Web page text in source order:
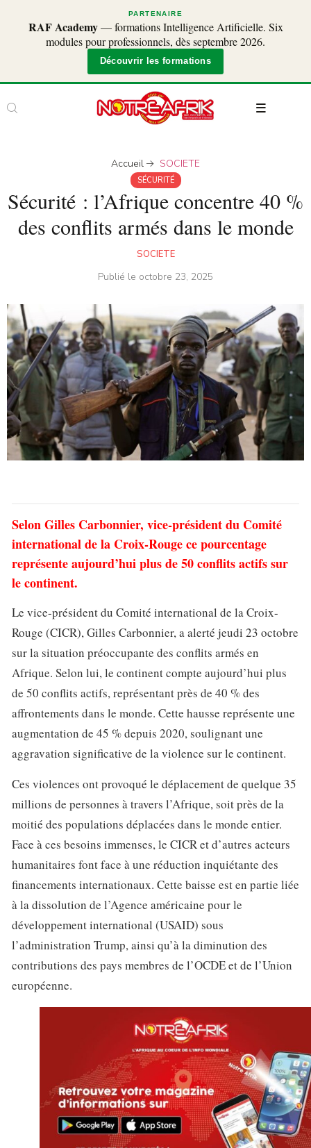
PARTENAIRE
RAF Academy— formations Intelligence Artificielle. Six
modules pour professionnels, dès septembre 2026.
Découvrir les formations
Accueil SOCIETE
SÉCURITÉ
Sécurité : l’Afrique concentre 40 %
des conflits armés dans le monde
SOCIETE
Publié le octobre 23, 2025
Selon Gilles Carbonnier, vice-président du Comité
international de la Croix-Rouge ce pourcentage
représente aujourd’hui plus de 50 conflits actifs sur
le continent.
Le vice-président du Comité international de la Croix-
Rouge (CICR), Gilles Carbonnier, a alerté jeudi 23 octobre
sur la situation préoccupante des conflits armés en
Afrique. Selon lui, le continent compte aujourd’hui plus
de 50 conflits actifs, représentant près de 40 % des
affrontements dans le monde. Cette hausse représente une
augmentation de 45 % depuis 2020, soulignant une
aggravation significative de la violence sur le continent.
Ces violences ont provoqué le déplacement de quelque 35
millions de personnes à travers l’Afrique, soit près de la
moitié des populations déplacées dans le monde entier.
Face à ces besoins immenses, le CICR et d’autres acteurs
humanitaires font face à une réduction inquiétante des
financements internationaux. Cette baisse est en partie liée
à la dissolution de l’Agence américaine pour le
développement international (USAID) sous
l’administration Trump, ainsi qu’à la diminution des
contributions des pays membres de l’OCDE et de l’Union
européenne.